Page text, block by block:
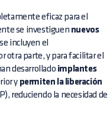
eficaz para el
se investiguen nuevos
incluyen el
otra parte, y para facilitar el
desarrollado implantes
y permiten la liberación
reduciendo la necesidad de